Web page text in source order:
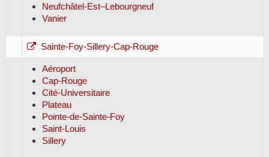
Neufchâtel-Est–Lebourgneuf
Vanier
Sainte-Foy-Sillery-Cap-Rouge
Aéroport
Cap-Rouge
Cité-Universitaire
Plateau
Pointe-de-Sainte-Foy
Saint-Louis
Sillery